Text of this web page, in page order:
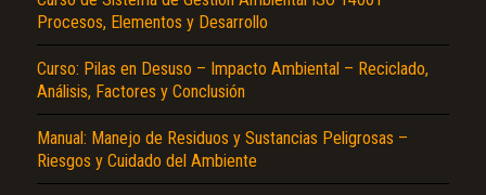
Procesos, Elementos y Desarrollo
Curso: Pilas en Desuso – Impacto Ambiental – Reciclado,
Análisis, Factores y Conclusión
Manual: Manejo de Residuos y Sustancias Peligrosas –
Riesgos y Cuidado del Ambiente